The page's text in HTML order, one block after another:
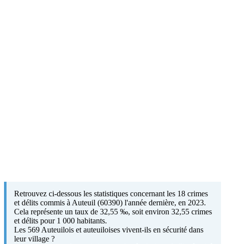
Retrouvez ci-dessous les statistiques concernant les 18 crimes
et délits commis à Auteuil (60390) l'année dernière, en 2023.
Cela représente un taux de 32,55 ‰, soit environ 32,55 crimes
et délits pour 1 000 habitants.
Les 569 Auteuilois et auteuiloises vivent-ils en sécurité dans
leur village ?